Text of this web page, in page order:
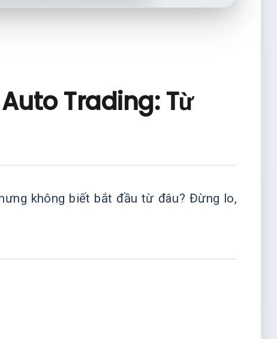
Trading: Từ
không biết bắt đầu từ đâu? Đừng lo,